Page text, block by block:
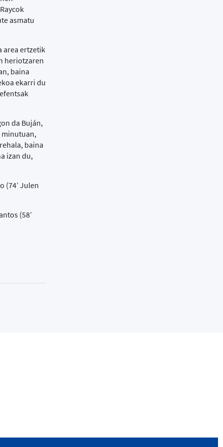
asmatu
area ertzetik
heriotzaren
baina
ekarri du
da Buján,
minutuan,
baina
izan du,
(74’ Julen
(58’